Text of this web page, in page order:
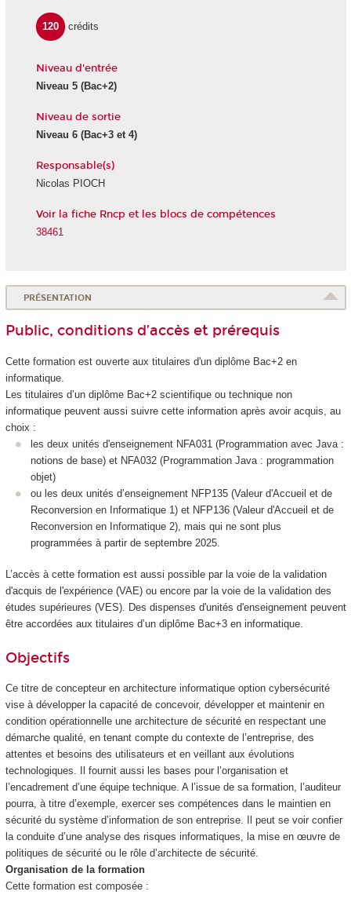
120 crédits
Niveau d'entrée
Niveau 5(Bac+2)
Niveau de sortie
Niveau 6(Bac+3 et 4)
Responsable(s)
Nicolas PIOCH
Voir la fiche Rncp et les blocs de compétences
38461
PRÉSENTATION
Public, conditions d’accès et prérequis
Cette formation est ouverte aux titulaires d'un diplôme Bac+2 en
informatique.
Les titulaires d’un diplôme Bac+2 scientifique ou technique non
informatique peuvent aussi suivre cette information après avoir acquis, au
choix :
les deux unités d'enseignement NFA031 (Programmation avec Java :
notions de base) et NFA032 (Programmation Java : programmation
objet)
ou les deux unités d’enseignement NFP135 (Valeur d'Accueil et de
Reconversion en Informatique 1) et NFP136 (Valeur d'Accueil et de
Reconversion en Informatique 2), mais qui ne sont plus
programmées à partir de septembre 2025.
L’accès à cette formation est aussi possible par la voie de la validation
d'acquis de l'expérience (VAE) ou encore par la voie de la validation des
études supérieures (VES). Des dispenses d'unités d'enseignementpeuvent
être accordées aux titulaires d’un diplôme Bac+3 en informatique.
Objectifs
Ce titre de concepteur en architecture informatique option cybersécurité
vise à développer la capacité de concevoir, développer et maintenir en
condition opérationnelle une architecture de sécurité en respectant une
démarche qualité, en tenant compte du contexte de l’entreprise, des
attentes et besoins des utilisateurs et en veillant aux évolutions
technologiques. Il fournit aussi les bases pour l’organisation et
l’encadrement d’une équipe technique. A l’issue de sa formation, l’auditeur
pourra, à titre d’exemple, exercer ses compétences dans le maintien en
sécurité du système d’information de son entreprise. Il peut se voir confier
la conduite d’une analyse des risques informatiques, la mise en œuvre de
politiques de sécurité ou le rôle d’architecte de sécurité.
Organisation de la formation
Cette formation est composée :